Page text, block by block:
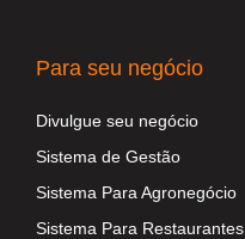
Para seu negócio
Divulgue seu negócio
Sistema de Gestão
Sistema Para Agronegócio
Sistema Para Restaurantes